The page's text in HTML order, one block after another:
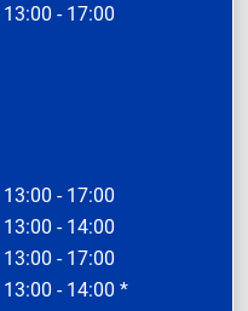
13:00 - 17:00
13:00 - 17:00
13:00 - 14:00
13:00 - 17:00
13:00 - 14:00 *